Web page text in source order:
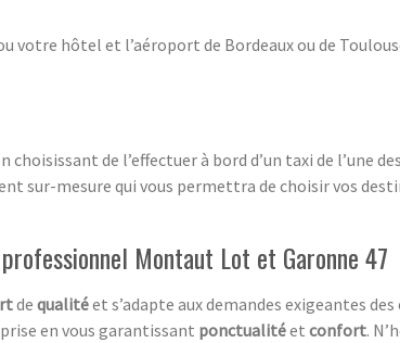
hôtel et l’aéroport de Bordeaux ou de
de l’effectuer à bord d’un taxi de l’une
sur-mesure qui vous permettra de choisir vos
Montaut Lot et Garonne 47
de qualitéet s’adapte aux demandes exigeantes
en vous garantissant ponctualitéet confort.